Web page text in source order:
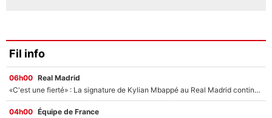
Fil info
06h00 Real Madrid
«C'est une fierté» : La signature de Kylian Mbappé au Real Madrid continue de régaler l'Espagne
04h00 Équipe de France